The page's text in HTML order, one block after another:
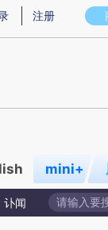
实意图存在偏差。
注册
mini+
讣闻